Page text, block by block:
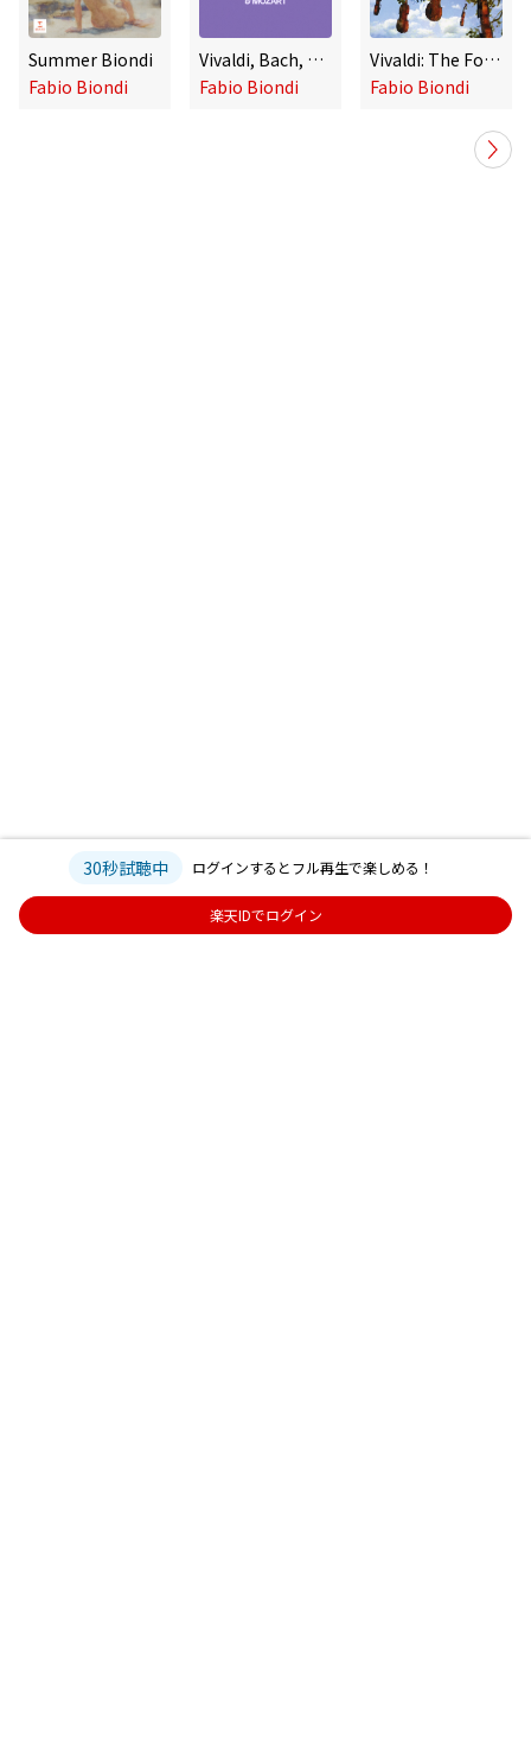
Summer Biondi
Fabio Biondi
Vivaldi, Bach, Pergolesi, Scarlatti, Boccherini & Mozart
Fabio Biondi
Vivaldi: The Four Seasons
Fabio Biondi
30秒試聴中 ログインするとフル再生で楽しめる！
楽天IDでログイン